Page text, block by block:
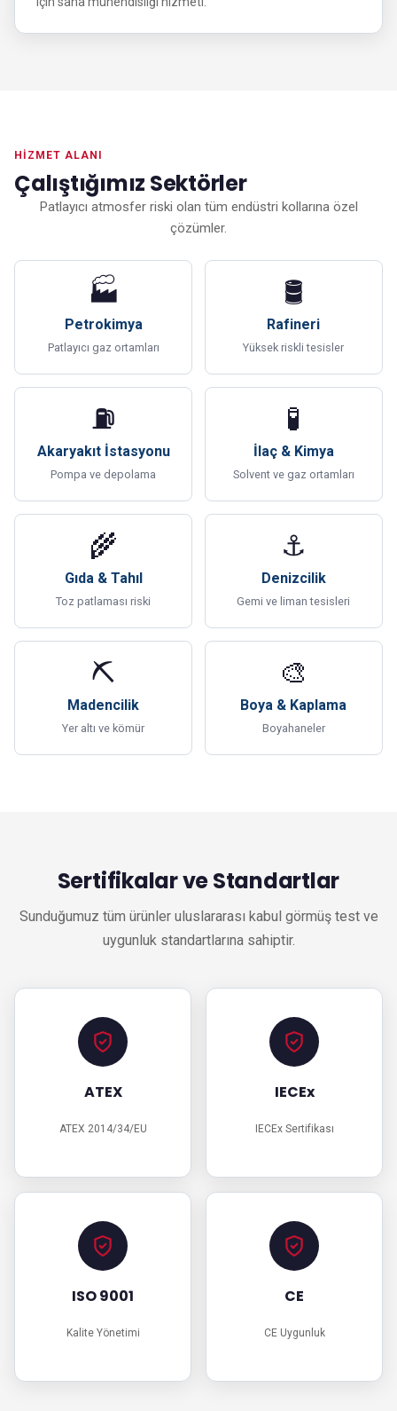
HIZMET ALANI
Çalıştığımız Sektörler
Patlayıcı atmosfer riski olan tüm endüstri kollarına özel
çözümler.
🏭
Petrokimya
Patlayıcı gaz ortamları
🛢
Rafineri
Yüksek riskli tesisler
⛽
Akaryakıt İstasyonu
Pompa ve depolama
🧪
İlaç & Kimya
Solvent ve gaz ortamları
🌾
Gıda & Tahıl
Toz patlaması riski
⚓
Denizcilik
Gemi ve liman tesisleri
⛏
Madencilik
Yer altı ve kömür
🎨
Boya & Kaplama
Boyahaneler
Sertifikalar ve Standartlar
Sunduğumuz tüm ürünler uluslararası kabul görmüş test ve
uygunluk standartlarına sahiptir.
ATEX
ATEX 2014/34/EU
IECEx
IECEx Sertifikası
ISO 9001
Kalite Yönetimi
CE
CE Uygunluk